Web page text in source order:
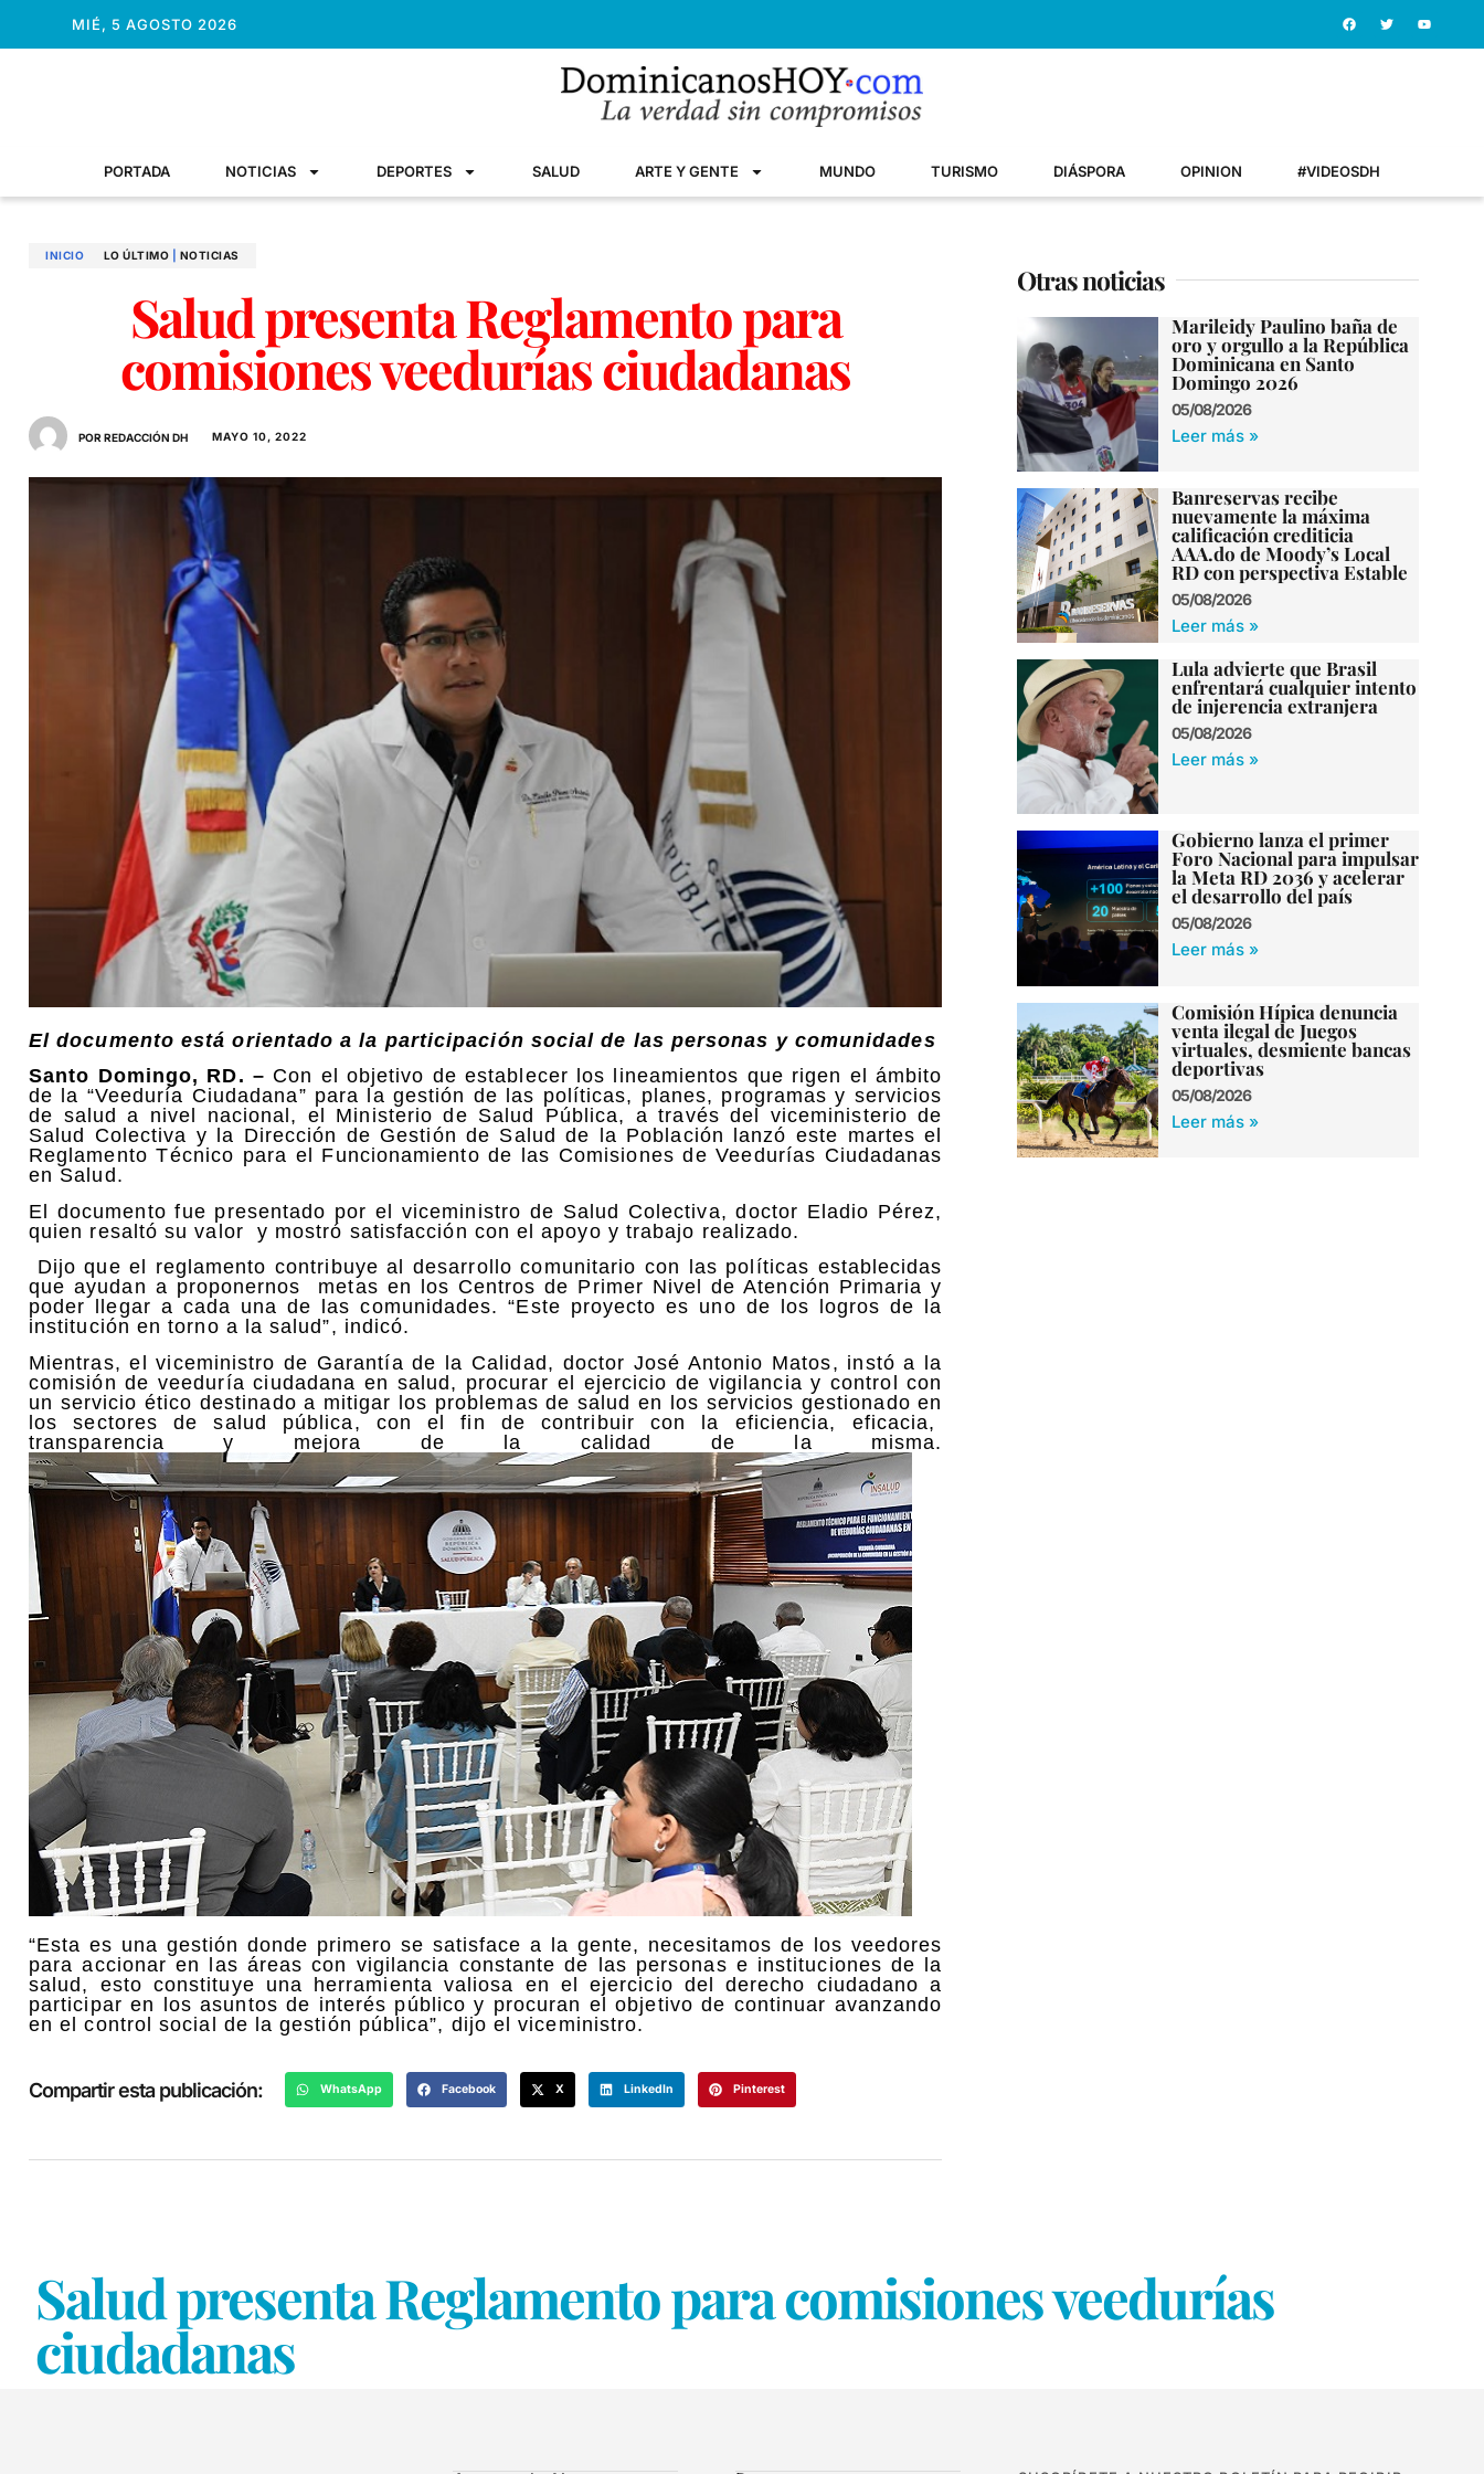
MIÉ, 5 AGOSTO 2026
PORTADA NOTICIAS DEPORTES SALUD ARTE Y GENTE MUNDO TURISMO DIÁSPORA OPINION #VIDEOSDH
INICIO LO ÚLTIMO NOTICIAS
Salud presenta Reglamento para
comisiones veedurías ciudadanas
POR REDACCIÓN DH MAYO 10, 2022
El documento está orientado a la participación social de las personas y comunidades
Santo Domingo, RD. – Con el objetivo de establecer los lineamientos que rigen el ámbito
de la “Veeduría Ciudadana” para la gestión de las políticas, planes, programas y servicios
de salud a nivel nacional, el Ministerio de Salud Pública, a través del viceministerio de
Salud Colectiva y la Dirección de Gestión de Salud de la Población lanzó este martes el
Reglamento Técnico para el Funcionamiento de las Comisiones de Veedurías Ciudadanas
en Salud.
El documento fue presentado por el viceministro de Salud Colectiva, doctor Eladio Pérez,
quien resaltó su valor y mostró satisfacción con el apoyo y trabajo realizado.
Dijo que el reglamento contribuye al desarrollo comunitario con las políticas establecidas
que ayudan a proponernos metas en los Centros de Primer Nivel de Atención Primaria y
poder llegar a cada una de las comunidades. “Este proyecto es uno de los logros de la
institución en torno a la salud”, indicó.
Mientras, el viceministro de Garantía de la Calidad, doctor José Antonio Matos, instó a la
comisión de veeduría ciudadana en salud, procurar el ejercicio de vigilancia y control con
un servicio ético destinado a mitigar los problemas de salud en los servicios gestionado en
los sectores de salud pública, con el fin de contribuir con la eficiencia, eficacia,
transparencia y mejora de la calidad de la misma.
“Esta es una gestión donde primero se satisface a la gente, necesitamos de los veedores
para accionar en las áreas con vigilancia constante de las personas e instituciones de la
salud, esto constituye una herramienta valiosa en el ejercicio del derecho ciudadano a
participar en los asuntos de interés público y procuran el objetivo de continuar avanzando
en el control social de la gestión pública”, dijo el viceministro.
Compartir esta publicación: WhatsApp Facebook X LinkedIn Pinterest
Otras noticias
Marileidy Paulino baña de
oro y orgullo a la República
Dominicana en Santo
Domingo 2026
05/08/2026
Leer más »
Banreservas recibe
nuevamente la máxima
calificación crediticia
AAA.do de Moody’s Local
RD con perspectiva Estable
05/08/2026
Leer más »
Lula advierte que Brasil
enfrentará cualquier intento
de injerencia extranjera
05/08/2026
Leer más »
Gobierno lanza el primer
Foro Nacional para impulsar
la Meta RD 2036 y acelerar
el desarrollo del país
05/08/2026
Leer más »
Comisión Hípica denuncia
venta ilegal de Juegos
virtuales, desmiente bancas
deportivas
05/08/2026
Leer más »
Salud presenta Reglamento para comisiones veedurías
ciudadanas